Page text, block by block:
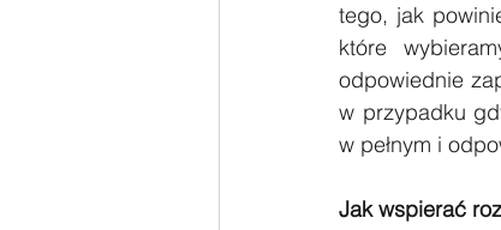
tego, jak
które
odpowiednie
w przypadku
w pełnym i
Jak wspierać